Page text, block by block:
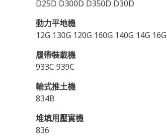
D25D D300D D350D D30D
動力平地機
12G 130G 120G 160G 140G 14G 16G
履帶裝載機
933C 939C
輪式推土機
834B
堆填用壓實機
836